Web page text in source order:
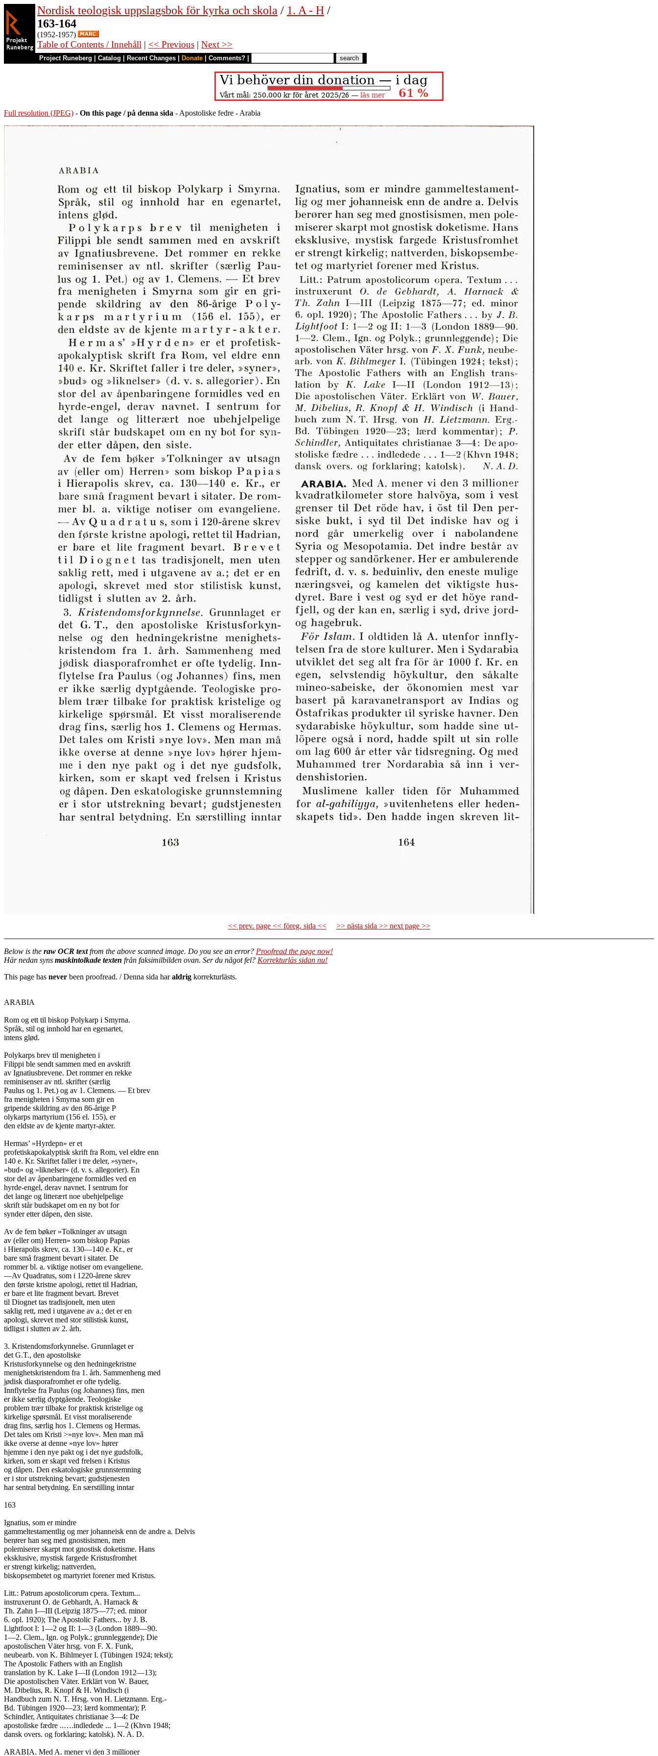
Nordisk teologisk uppslagsbok för kyrka och skola / 1. A - H /
163-164
(1952-1957)
Table of Contents / Innehåll | << Previous | Next >>
Project Runeberg Catalog Recent Changes Donate Comments?
Full resolution (JPEG) - On this page / på denna sida - Apostoliske fedre - Arabia
<< prev. page << föreg. sida << >> nästa sida >> next page >>
Below is the raw OCR textfrom the above scanned image. Do you see an error? Proofread the page now!
Här nedan syns maskintolkade texten från faksimilbilden ovan. Ser du något fel? Korrekturläs sidan nu!
This page has never been proofread. / Denna sida haraldrig korrekturlästs.
ARABIA
Rom og ett til biskop Polykarp i Smyrna.
Språk, stil og innhold har en egenartet,
intens glød.
Polykarps brev til menigheten i
Filippi ble sendt sammen med en avskrift
av Ignatiusbrevene. Det rommer en rekke
reminisenser av ntl. skrifter (særlig
Paulus og 1. Pet.) og av 1. Clemens. — Et brev
fra menigheten i Smyrna som gir en
gripende skildring av den 86-årige P
olykarps martyrium (156 el. 155), er
den eldste av de kjente martyr-akter.
Hermas’ »Hyrdepn» er et
profetiskapokalyptisk skrift fra Rom, vel eldre enn
140 e. Kr. Skriftet faller i tre deler, »syner»,
»bud» og »liknelser» (d. v. s. allegorier). En
stor del av åpenbaringene formidles ved en
hyrde-engel, derav navnet. I sentrum for
det lange og litterært noe ubehjelpelige
skrift står budskapet om en ny bot for
synder etter dåpen, den siste.
Av de fem bøker »Tolkninger av utsagn
av (eller om) Herren» som biskop Papias
i Hierapolis skrev, ca. 130—140 e. Kr., er
bare små fragment bevart i sitater. De
rommer bl. a. viktige notiser om evangeliene.
—Av Quadratus, som i 1220-årene skrev
den første kristne apologi, rettet til Hadrian,
er bare et lite fragment bevart. Brevet
til Diognet tas tradisjonelt, men uten
saklig rett, med i utgavene av a.; det er en
apologi, skrevet med stor stilistisk kunst,
tidligst i slutten av 2. årh.
3. Kristendomsforkynnelse. Grunnlaget er
det G.T., den apostoliske
Kristusforkynnelse og den hedningekristne
menighetskristendom fra 1. årh. Sammenheng med
jødisk diasporafromhet er ofte tydelig.
Innflytelse fra Paulus (og Johannes) fins, men
er ikke særlig dyptgående. Teologiske
problem trær tilbake for praktisk kristelige og
kirkelige spørsmål. Et visst moraliserende
drag fins, særlig hos 1. Clemens og Hermas.
Det tales om Kristi >»nye lov». Men man må
ikke overse at denne »nye lov» hører
hjemme i den nye pakt og i det nye gudsfolk,
kirken, som er skapt ved frelsen i Kristus
og dåpen. Den eskatologiske grunnstemning
er i stor utstrekning bevart; gudstjenesten
har sentral betydning. En særstilling inntar
163
Ignatius, som er mindre
gammeltestamentlig og mer johanneisk enn de andre a. Delvis
berører han seg med gnostisismen, men
polemiserer skarpt mot gnostisk doketisme. Hans
eksklusive, mystisk fargede Kristusfromhet
er strengt kirkelig; nattverden,
biskopsembetet og martyriet forener med Kristus.
Litt.: Patrum apostolicorum cpera. Textum...
instruxerunt O. de Gebhardt, A. Harnack &
Th. Zahn I—III (Leipzig 1875—77; ed. minor
6. opl. 1920); The Apostolic Fathers... by J. B.
Lightfoot I: 1—2 og II: 1—3 (London 1889—90.
1—2. Clem., Ign. og Polyk.; grunnleggende); Die
apostolischen Väter hrsg. von F. X. Funk,
neubearb. von K. Bihlmeyer I. (Tübingen 1924; tekst);
The Apostolic Fathers with an English
translation by K. Lake I—II (London 1912—13);
Die apostolischen Väter. Erklärt von W. Bauer,
M. Dibelius, R. Knopf & H. Windisch (i
Handbuch zum N. T. Hrsg. von H. Lietzmann. Erg.-
Bd. Tübingen 1920—23; lærd kommentar); P.
Schindler, Antiquitates christianae 3—4: De
apostoliske fædre ..….indledede ... 1—2 (Khvn 1948;
dansk overs. og forklaring; katolsk). N. A. D.
ARABIA. Med A. mener vi den 3 millioner